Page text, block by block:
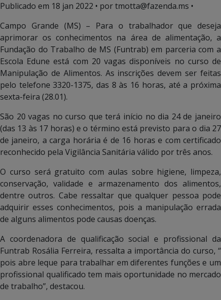
Publicado em 18 jan 2022 • por tmotta@fazenda.ms •
Campo Grande (MS) – Para o trabalhador que deseja
aprimorar os conhecimentos na área de alimentação, a
Fundação do Trabalho de MS (Funtrab) em parceria com a
Escola Edune está com 20 vagas disponíveis no curso de
Manipulação de Alimentos. As inscrições devem ser feitas
pelo telefone 3320-1375, das 8 às 16 horas, até a próxima
sexta-feira (28.01).
São 20 vagas no curso que terá início no dia 24 de janeiro
(das 13 às 17 horas) e o término está previsto para o dia 27
de janeiro, a carga horária é de 16 horas e com certificado
reconhecido pela Vigilância Sanitária válido por três anos.
O curso será gratuito com aulas sobre higiene, limpeza,
conservação, validade e armazenamento dos alimentos,
dentre outros. Cabe ressaltar que qualquer pessoa pode
adquirir esses conhecimentos, pois a manipulação errada
de alguns alimentos pode causas doenças.
A coordenadora de qualificação social e profissional da
Funtrab Rosália Ferreira, ressalta a importância do curso, “
pois abre leque para trabalhar em diferentes funções e um
profissional qualificado tem mais oportunidade no mercado
de trabalho”, destacou.